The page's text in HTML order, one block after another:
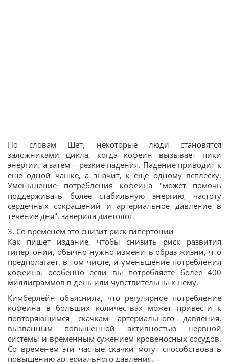
По словам Шет, некоторые люди становятся
заложниками цикла, когда кофеин вызывает пики
энергии, а затем – резкие падения. Падение приводит к
еще одной чашке, а значит, к еще одному всплеску.
Уменьшение потребления кофеина "может помочь
поддерживать более стабильную энергию, частоту
сердечных сокращений и артериальное давление в
течение дня", заверила диетолог.
3. Со временем это снизит риск гипертонии
Как пишет издание, чтобы снизить риск развития
гипертонии, обычно нужно изменить образ жизни, что
предполагает, в том числе, и уменьшение потребления
кофеина, особенно если вы потребляете более 400
миллиграммов в день или чувствительны к нему.
Кимберлейн объяснила, что регулярное потребление
кофеина в больших количествах может привести к
повторяющимся скачкам артериального давления,
вызванным повышенной активностью нервной
системы и временным сужением кровеносных сосудов.
Со временем эти частые скачки могут способствовать
повышению артериального давления.